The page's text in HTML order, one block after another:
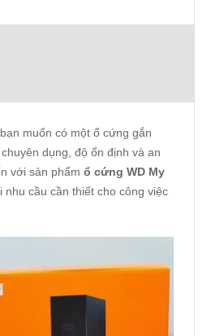
muốn có một ổ cứng gắn
dụng, độ ổn định và an
với sản phẩm ổ cứng WD My
nhu cầu cần thiết cho công việc